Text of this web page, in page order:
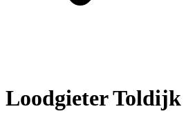
LoodgieterToldijk